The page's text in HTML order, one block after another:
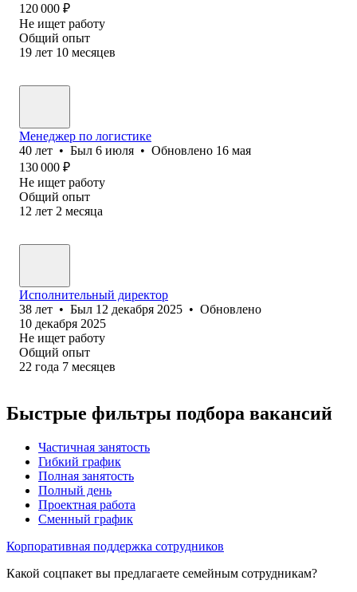
120 000 ₽
Не ищет работу
Общий опыт
19 лет 10 месяцев
Менеджер по логистике
40 лет • Был 6 июля • Обновлено 16 мая
130 000 ₽
Не ищет работу
Общий опыт
12 лет 2 месяца
Исполнительный директор
38 лет • Был 12 декабря 2025 • Обновлено
10 декабря 2025
Не ищет работу
Общий опыт
22 года 7 месяцев
Быстрые фильтры подбора вакансий
Частичная занятость
Гибкий график
Полная занятость
Полный день
Проектная работа
Сменный график
Корпоративная поддержка сотрудников
Какой соцпакет вы предлагаете семейным сотрудникам?